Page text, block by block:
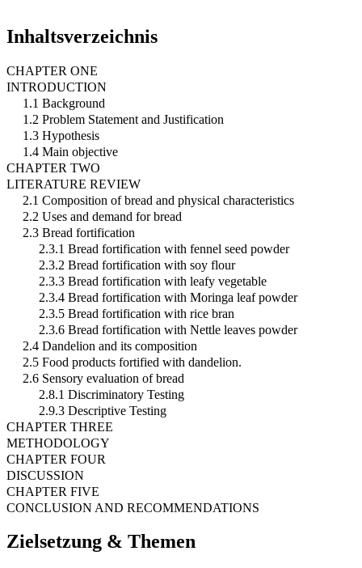
Inhaltsverzeichnis
CHAPTER ONE
INTRODUCTION
1.1 Background
1.2 Problem Statement and Justification
1.3 Hypothesis
1.4 Main objective
CHAPTER TWO
LITERATURE REVIEW
2.1 Composition of bread and physical characteristics
2.2 Uses and demand for bread
2.3 Bread fortification
2.3.1 Bread fortification with fennel seed powder
2.3.2 Bread fortification with soy flour
2.3.3 Bread fortification with leafy vegetable
2.3.4 Bread fortification with Moringa leaf powder
2.3.5 Bread fortification with rice bran
2.3.6 Bread fortification with Nettle leaves powder
2.4 Dandelion and its composition
2.5 Food products fortified with dandelion.
2.6 Sensory evaluation of bread
2.8.1 Discriminatory Testing
2.9.3 Descriptive Testing
CHAPTER THREE
METHODOLOGY
CHAPTER FOUR
DISCUSSION
CHAPTER FIVE
CONCLUSION AND RECOMMENDATIONS
Zielsetzung & Themen